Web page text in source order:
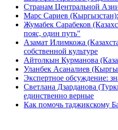
Странам Центральной
Марс Сариев
Жумабек Сарабеков
пояс, один путь"
Азамат Илимкожа
собственной культуре
Айтолкын Курманова
Уланбек Асаналиев
Экспертное обсуждение:
Светлана Дзарданова
единственно верные
Как помочь таджикскому